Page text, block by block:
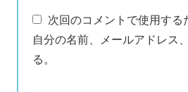
次回のコメントで使用する
自分の名前、メールアドレス
る。